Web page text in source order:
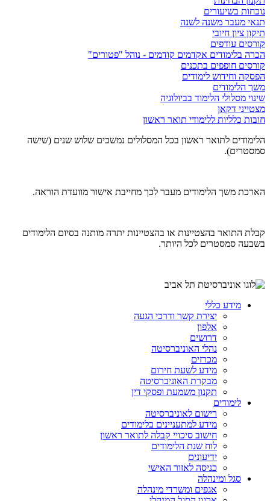
נוכחות בשיעורים
תנאי מעבר משנה לשנה
תיקון ציון חיובי
קורסים עודפים
הכרה בלימודים אקדמים קודמים - נוהל "פטורים"
קורסים חופפים בתכנים
הפסקה וחידוש לימודים
משך הלימודים
שינוי מסלולי הלימוד בביולוגיה
מצטייני דקאן
חובות כלליות ללימודי תואר ראשון
הלימודים לתואר ראשון בכל המסלולים נמשכים שלוש שנים (שישה
סמסטרים).
הארכת משך הלימודים מעבר לכך מחייבת אישור מוועדת הוראה.
קבלת התואר בהצטיינות או בהצטיינות יתרה מותנה בסיום הלימודים
בשבעה סמסטרים לכל היותר.
מידע כללי
יצירת קשר ודרכי הגעה
אלפון
דרושים
נהלי האוניברסיטה
מכרזים
מידע לשעת חירום
מבקרת האוניברסיטה
תקנון משמעת ופסקי דין
לימודים
רישום לאוניברסיטה
מידע למתעניינים בלימודים
חישוב סיכויי קבלה לתואר ראשון
לוח שנת הלימודים
ידיעונים
כניסה לאזור האישי
סגל ומינהלה
אגפים ומשרדי מינהלה